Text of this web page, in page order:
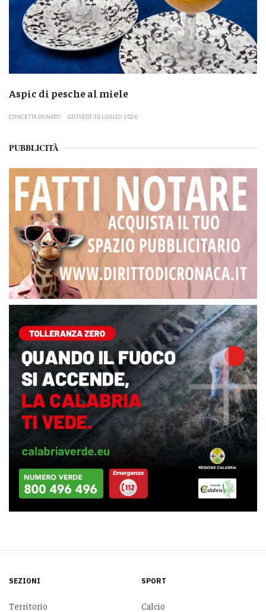
Aspic di pesche al miele
CONCETTA DONATO GIOVEDÌ 30 LUGLIO 2026
PUBBLICITÀ
SEZIONI
Territorio
SPORT
Calcio